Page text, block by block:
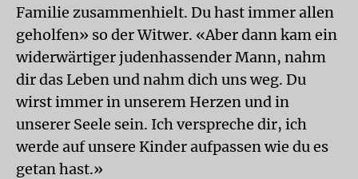
Familie zusammenhielt. Du hast immer allen
geholfen» so der Witwer. «Aber dann kam ein
widerwärtiger judenhassender Mann, nahm
dir das Leben und nahm dich uns weg. Du
wirst immer in unserem Herzen und in
unserer Seele sein. Ich verspreche dir, ich
werde auf unsere Kinder aufpassen wie du es
getan hast.»